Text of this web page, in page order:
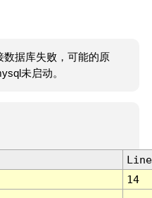
数据库失败，可能的原
未启动。
Line
14